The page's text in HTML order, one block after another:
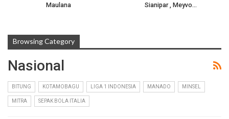
Maulana
Sianipar , Meyvo…
Browsing Category
Nasional
BITUNG KOTAMOBAGU LIGA 1 INDONESIA MANADO MINSEL
MITRA SEPAK BOLA ITALIA